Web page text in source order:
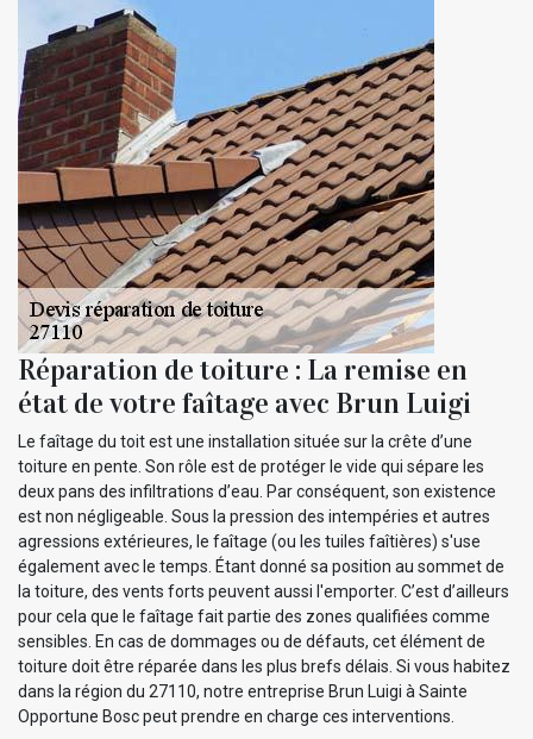
Réparation de toiture : La remise en
état de votre faîtage avec Brun Luigi
Le faîtage du toit est une installation située sur la crête d’une
toiture en pente. Son rôle est de protéger le vide qui sépare les
deux pans des infiltrations d’eau. Par conséquent, son existence
est non négligeable. Sous la pression des intempéries et autres
agressions extérieures, le faîtage (ou les tuiles faîtières) s'use
également avec le temps. Étant donné sa position au sommet de
la toiture, des vents forts peuvent aussi l'emporter. C’est d’ailleurs
pour cela que le faîtage fait partie des zones qualifiées comme
sensibles. En cas de dommages ou de défauts, cet élément de
toiture doit être réparée dans les plus brefs délais. Si vous habitez
dans la région du 27110, notre entreprise Brun Luigi à Sainte
Opportune Bosc peut prendre en charge ces interventions.